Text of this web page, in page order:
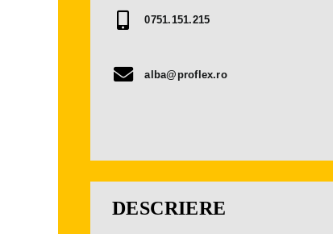
0751.151.215
alba@proflex.ro
DESCRIERE